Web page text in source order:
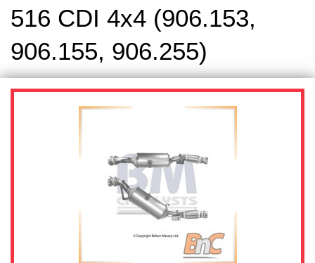
516 CDI 4x4 (906.153,
906.155, 906.255)